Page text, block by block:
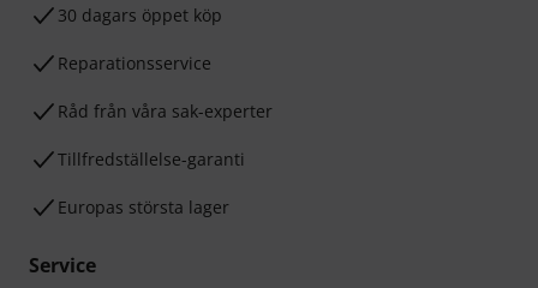
30 dagars öppet köp
Reparationsservice
Råd från våra sak-experter
Tillfredställelse-garanti
Europas största lager
Service